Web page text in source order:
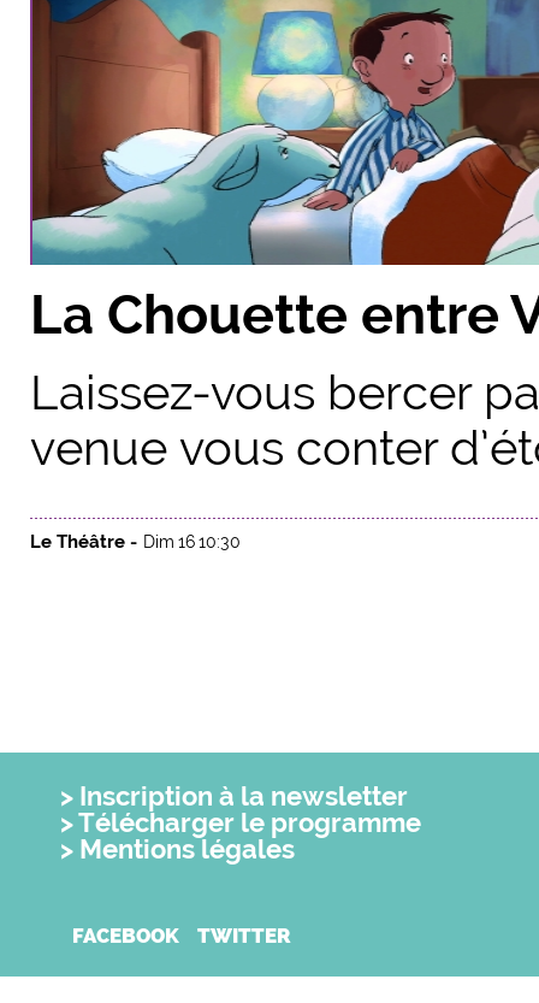
La Chouette entre
Laissez-vous bercer
venue vous conter
Le Théâtre - Dim 16 10:30
Inscription à la newsletter
Télécharger le programme
Mentions légales
FACEBOOK TWITTER